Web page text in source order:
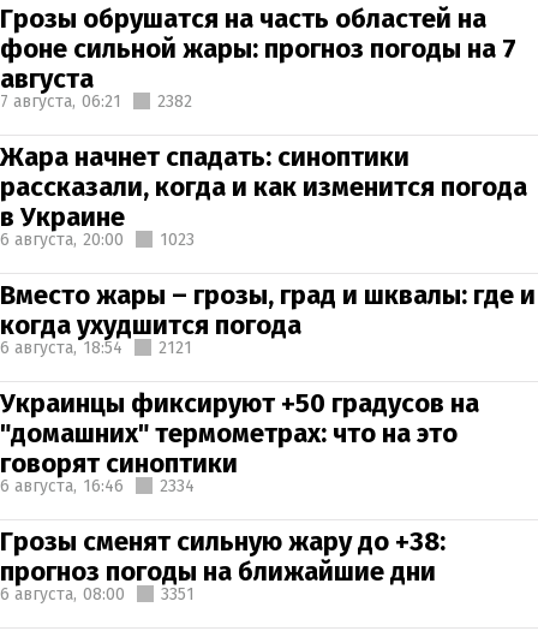
Грозы обрушатся на часть областей на
фоне сильной жары: прогноз погоды на 7
августа
7 августа, 06:21 2382
Жара начнет спадать: синоптики
рассказали, когда и как изменится погода
в Украине
6 августа, 20:00 1023
Вместо жары – грозы, град и шквалы: где и
когда ухудшится погода
6 августа, 18:54 2121
Украинцы фиксируют +50 градусов на
"домашних" термометрах: что на это
говорят синоптики
6 августа, 16:46 2334
Грозы сменят сильную жару до +38:
прогноз погоды на ближайшие дни
6 августа, 08:00 3351